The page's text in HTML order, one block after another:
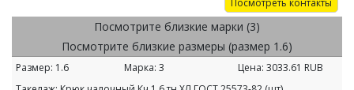
Посмотреть контакты
Посмотрите близкие марки (3)
Посмотрите близкие размеры (размер 1.6)
Размер: 1.6 Марка: 3 Цена: 3033.61 RUB